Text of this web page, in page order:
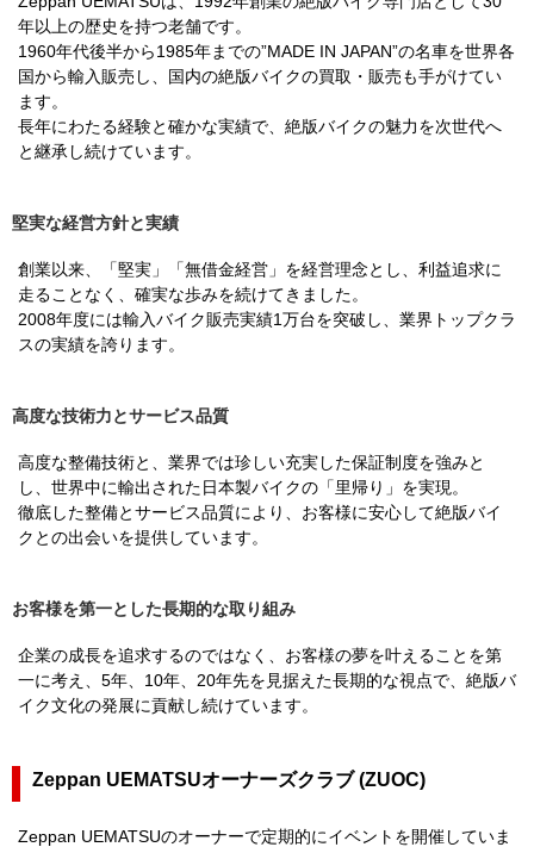
年以上の歴史を持つ老舗です。
1960年代後半から1985年までの”MADE IN JAPAN”の名車を世界各
国から輸入販売し、国内の絶版バイクの買取・販売も手がけてい
ます。
長年にわたる経験と確かな実績で、絶版バイクの魅力を次世代へ
と継承し続けています。
堅実な経営方針と実績
創業以来、「堅実」「無借金経営」を経営理念とし、利益追求に
走ることなく、確実な歩みを続けてきました。
2008年度には輸入バイク販売実績1万台を突破し、業界トップクラ
スの実績を誇ります。
高度な技術力とサービス品質
高度な整備技術と、業界では珍しい充実した保証制度を強みと
し、世界中に輸出された日本製バイクの「里帰り」を実現。
徹底した整備とサービス品質により、お客様に安心して絶版バイ
クとの出会いを提供しています。
お客様を第一とした長期的な取り組み
企業の成長を追求するのではなく、お客様の夢を叶えることを第
一に考え、5年、10年、20年先を見据えた長期的な視点で、絶版バ
イク文化の発展に貢献し続けています。
Zeppan UEMATSUオーナーズクラブ (ZUOC)
Zeppan UEMATSUのオーナーで定期的にイベントを開催していま